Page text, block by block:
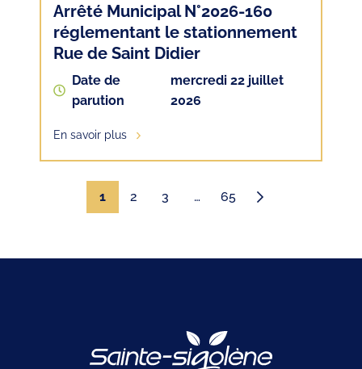
Arrêté Municipal N°2026-160
réglementant le stationnement
Rue de Saint Didier
Date de
parution
mercredi 22 juillet
2026
En savoir plus
1 2 3 … 65
Page suivante